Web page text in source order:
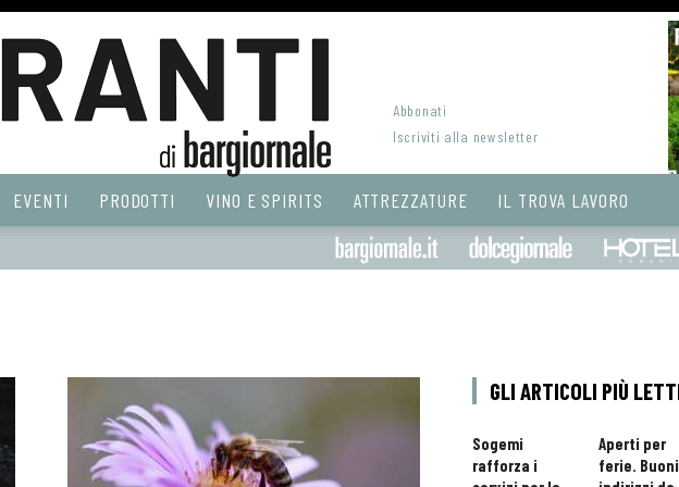
Abbonati
Iscriviti alla newsletter
EVENTI PRODOTTI VINO E SPIRITS ATTREZZATURE IL TROVA LAVORO
Bargiornale
GLI ARTICOLI PIÙ
Sogemi
rafforza i
Aperti per
ferie. Buoni